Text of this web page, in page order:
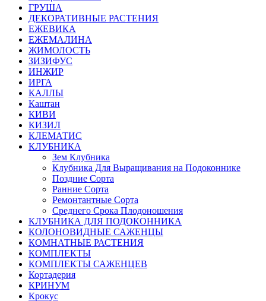
ГРУША
ДЕКОРАТИВНЫЕ РАСТЕНИЯ
ЕЖЕВИКА
ЕЖЕМАЛИНА
ЖИМОЛОСТЬ
ЗИЗИФУС
ИНЖИР
ИРГА
КАЛЛЫ
Каштан
КИВИ
КИЗИЛ
КЛЕМАТИС
КЛУБНИКА
Зем Клубника
Клубника Для Выращивания на Подоконнике
Поздние Сорта
Ранние Сорта
Ремонтантные Сорта
Среднего Срока Плодоношения
КЛУБНИКА ДЛЯ ПОДОКОННИКА
КОЛОНОВИДНЫЕ САЖЕНЦЫ
КОМНАТНЫЕ РАСТЕНИЯ
КОМПЛЕКТЫ
КОМПЛЕКТЫ САЖЕНЦЕВ
Кортадерия
КРИНУМ
Крокус